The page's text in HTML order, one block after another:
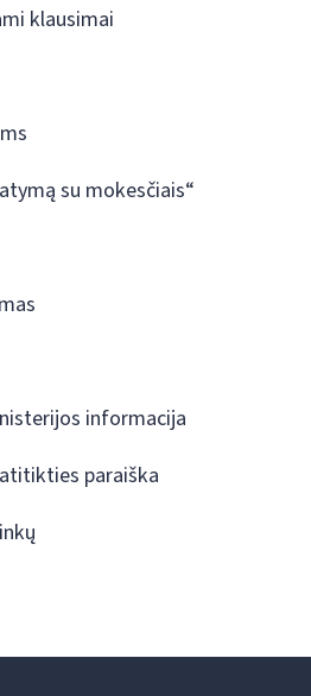
klausimai
su mokesčiais“
informacija
paraiška